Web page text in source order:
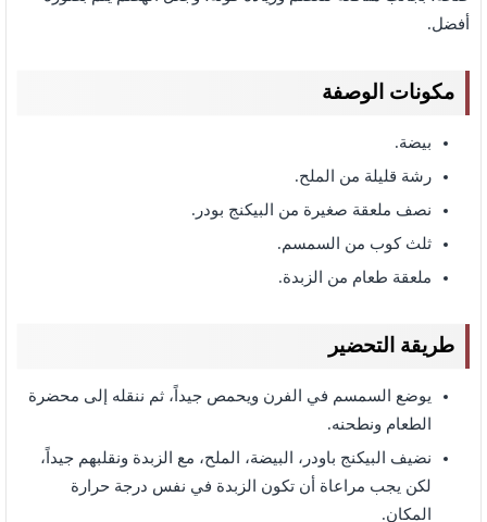
أفضل.
مكونات الوصفة
بيضة.
رشة قليلة من الملح.
نصف ملعقة صغيرة من البيكنج بودر.
ثلث كوب من السمسم.
ملعقة طعام من الزبدة.
طريقة التحضير
يوضع السمسم في الفرن ويحمص جيداً، ثم ننقله إلى محضرة
الطعام ونطحنه.
نضيف البيكنج باودر، البيضة، الملح، مع الزبدة ونقلبهم جيداً،
لكن يجب مراعاة أن تكون الزبدة في نفس درجة حرارة
المكان.